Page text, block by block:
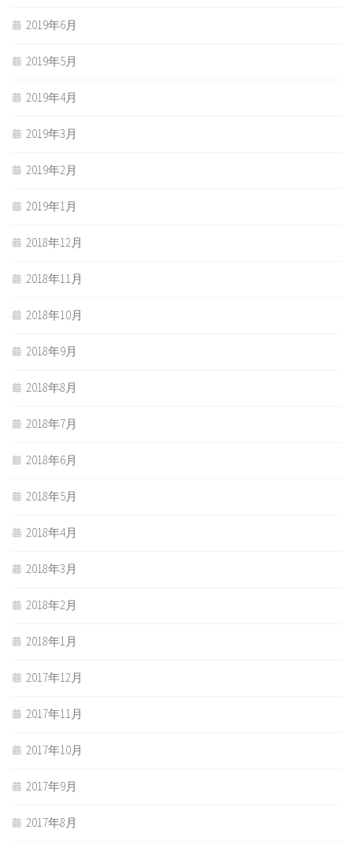
2019年6月
2019年5月
2019年4月
2019年3月
2019年2月
2019年1月
2018年12月
2018年11月
2018年10月
2018年9月
2018年8月
2018年7月
2018年6月
2018年5月
2018年4月
2018年3月
2018年2月
2018年1月
2017年12月
2017年11月
2017年10月
2017年9月
2017年8月